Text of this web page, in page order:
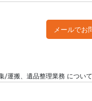
メールでお
/運搬、遺品整理業務 について